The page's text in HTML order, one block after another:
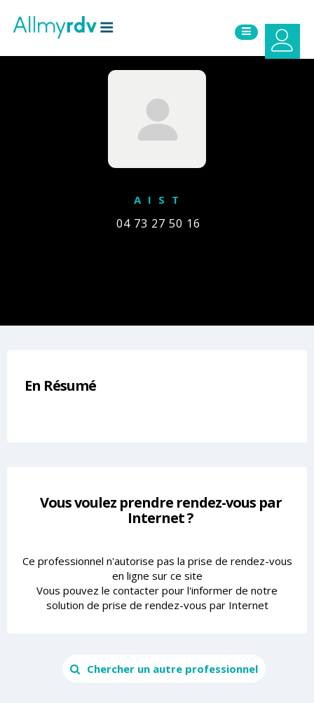
A I S T
04 73 27 50 16
En Résumé
Vous voulez prendre rendez-vous par
Internet ?
Ce professionnel n'autorise pas la prise de rendez-vous
en ligne sur ce site
Vous pouvez le contacter pour l'informer de notre
solution de prise de rendez-vous par Internet
Chercher un autre professionnel